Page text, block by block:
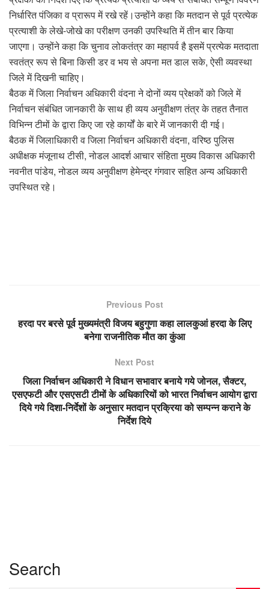
निर्धारित पंजिका व प्रारूप में रखे रहें।उन्होंने कहा कि मतदान से पूर्व प्रत्येक
प्रत्याशी के लेखे-जोखे का परीक्षण उनकी उपस्थिति में तीन बार किया
जाएगा। उन्होंने कहा कि चुनाव लोकतंत्र का महापर्व है इसमें प्रत्येक मतदाता
स्वतंत्र रूप से बिना किसी डर व भय से अपना मत डाल सके, ऐसी व्यवस्था
जिले में दिखनी चाहिए।
बैठक में जिला निर्वाचन अधिकारी वंदना ने दोनों व्यय प्रेक्षकों को जिले में
निर्वाचन संबंधित जानकारी के साथ ही व्यय अनुवीक्षण तंत्र के तहत तैनात
विभिन्न टीमों के द्वारा किए जा रहे कार्यों के बारे में जानकारी दी गई।
बैठक में जिलाधिकारी व जिला निर्वाचन अधिकारी वंदना, वरिष्ठ पुलिस
अधीक्षक मंजूनाथ टीसी, नोडल आदर्श आचार संहिता मुख्य विकास अधिकारी
नवनीत पांडेय, नोडल व्यय अनुवीक्षण हेमेन्द्र गंगवार सहित अन्य अधिकारी
उपस्थित रहे।
Previous Post
हरदा पर बरसे पूर्व मुख्यमंत्री विजय बहुगुणा कहा लालकुआं हरदा के लिए
बनेगा राजनीतिक मौत का कुंआ
Next Post
जिला निर्वाचन अधिकारी ने विधान सभावार बनाये गये जोनल, सैक्टर,
एसएफटी और एसएसटी टीमों के अधिकारियों को भारत निर्वाचन आयोग द्वारा
दिये गये दिशा-निर्देशों के अनुसार मतदान प्रक्रिया को सम्पन्न कराने के
निर्देश दिये
Search